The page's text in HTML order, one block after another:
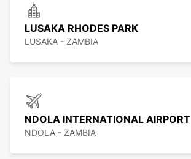
LUSAKA RHODES PARK
LUSAKA - ZAMBIA
NDOLA INTERNATIONAL AIRPORT
NDOLA - ZAMBIA